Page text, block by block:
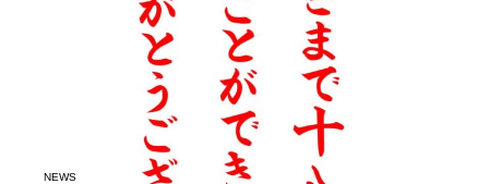
NEWS